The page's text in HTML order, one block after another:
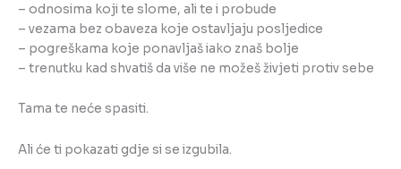
– odnosima koji te slome, ali te i probude
– vezama bez obaveza koje ostavljaju posljedice
– pogreškama koje ponavljaš iako znaš bolje
– trenutku kad shvatiš da više ne možeš živjeti protiv sebe
Tama te neće spasiti.
Ali će ti pokazati gdje si se izgubila.